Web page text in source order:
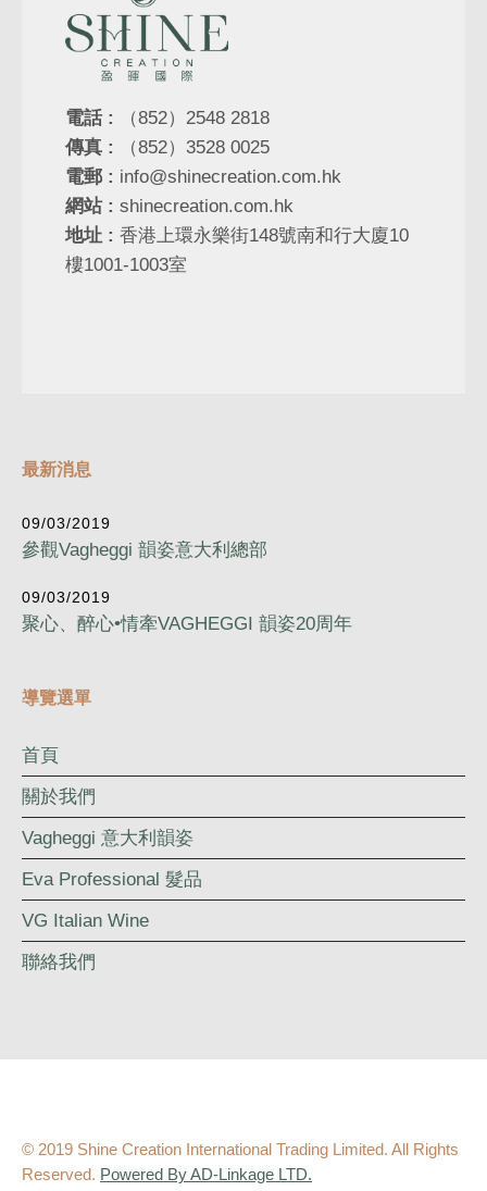
電話 :
（852）2548 2818
傳真 :
（852）3528 0025
電郵 : info@shinecreation.com.hk
網站 : shinecreation.com.hk
地址 : 香港上環永樂街148號南和行大廈10
樓1001-1003室
最新消息
09/03/2019
參觀Vagheggi 韻姿意大利總部
09/03/2019
聚心、醉心•情牽VAGHEGGI 韻姿20周年
導覽選單
首頁
關於我們
Vagheggi 意大利韻姿
Eva Professional 髮品
VG Italian Wine
聯絡我們
© 2019 Shine Creation International Trading Limited. All Rights
Reserved. Powered By AD-Linkage LTD.